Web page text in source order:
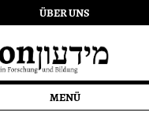
ÜBER UNS
MENÜ